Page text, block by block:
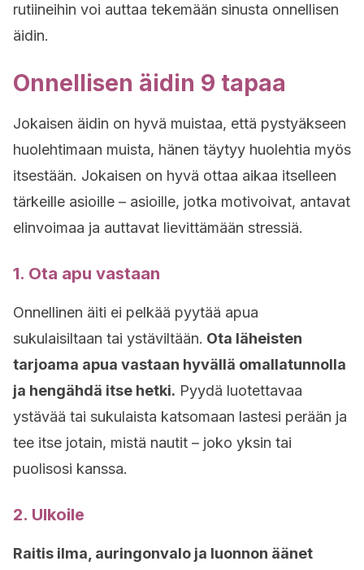
rutiineihin voi auttaa tekemään sinusta onnellisen
äidin.
Onnellisen äidin 9 tapaa
Jokaisen äidin on hyvä muistaa, että pystyäkseen
huolehtimaan muista, hänen täytyy huolehtia myös
itsestään. Jokaisen on hyvä ottaa aikaa itselleen
tärkeille asioille – asioille, jotka motivoivat, antavat
elinvoimaa ja auttavat lievittämään stressiä.
1. Ota apu vastaan
Onnellinen äiti ei pelkää pyytää apua
sukulaisiltaan tai ystäviltään. Ota läheisten
tarjoama apua vastaan hyvällä omallatunnolla
ja hengähdä itse hetki. Pyydä luotettavaa
ystävää tai sukulaista katsomaan lastesi perään ja
tee itse jotain, mistä nautit – joko yksin tai
puolisosi kanssa.
2. Ulkoile
Raitis ilma, auringonvalo ja luonnon äänet